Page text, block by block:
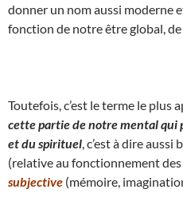
donner un nom aussi moderne
fonction de notre être global,
Toutefois, c’est le terme le
cette partie de notre mental qui
et du spirituel , c’est à dire
(relative au fonctionnement
subjective (mémoire,